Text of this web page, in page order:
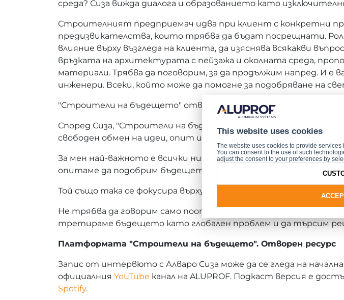
среда? Сиза вижда диалога и образованието като
Строителният предприемач идва при клиент с конкретни
предизвикателства, които трябва да бъдат посрещнати.
влияние върху възгледа на клиента, да изяснява всякакви
връзката на архитектурата с пейзажа и околната среда,
материали. Трябва да поговорим, за да продължим напред. И е
инженери. Всеки, който може да помогне за подобряване на
"Строители на бъдещето" отваря дискусията за всички, без
Според Сиза, "Строители на бъдещето" е ценна инициатива,
свободен обмен на идеи, опит и гледни точки:
За мен най-важното е всички ние да работим заедно в
опитаме да подобрим бъдещето, което ни очаква.
Той също така се фокусира върху международния характер на
Не трябва да говорим само поотделно, в отделни държави и
третираме бъдещето като глобален проблем и да търсим
Платформата "Строители на бъдещето". Отворен ресурс
Запис от интервюто с Алваро Сиза може да се гледа на
официалния YouTube канал на ALUPROF. Подкаст версия е
Spotify.
This website uses cookies
The website uses cookies to provide
You can consent to the use of such
adjust the consent to your preferences by